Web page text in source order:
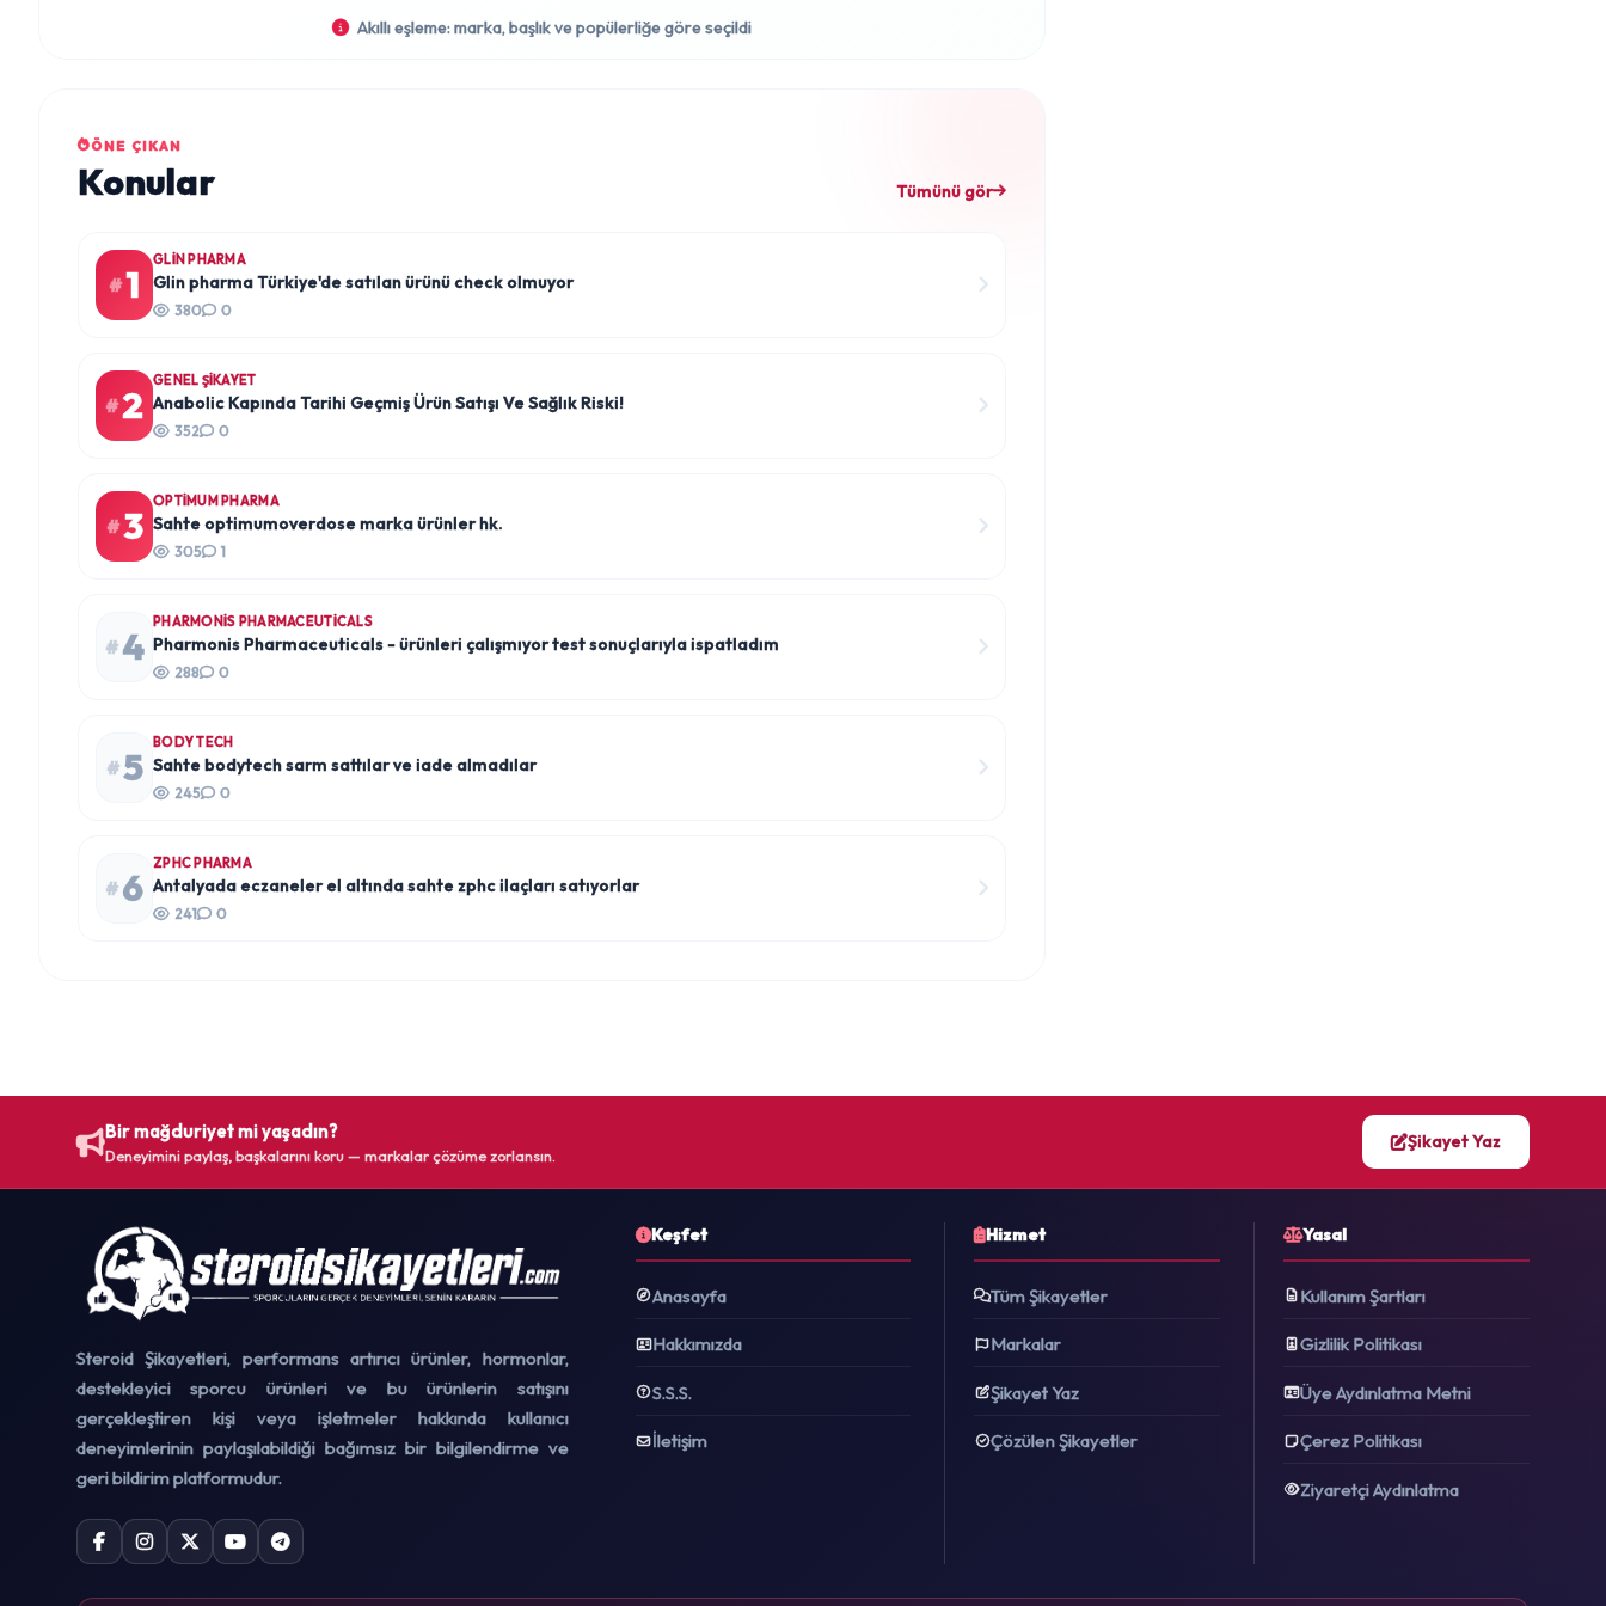
Akıllı eşleme: marka, başlık ve popülerliğe göre seçildi
ÖNE ÇIKAN
Konular Tümünü gör
#1
GLIN PHARMA
Glin pharma Türkiye'de satılan ürünü check olmuyor
380 0
#2
GENEL ŞIKAYET
Anabolic Kapında Tarihi Geçmiş Ürün Satışı Ve Sağlık Riski!
352 0
#3
OPTIMUM PHARMA
Sahte optimumoverdose marka ürünler hk.
305 1
#4
PHARMONIS PHARMACEUTICALS
Pharmonis Pharmaceuticals - ürünleri çalışmıyor test sonuçlarıyla ispatladım
288 0
#5
BODY TECH
Sahte bodytech sarm sattılar ve iade almadılar
245 0
# 6
ZPHC PHARMA
Antalyada eczaneler el altında sahte zphc ilaçları satıyorlar
241 0
Bir mağduriyet mi yaşadın?
Deneyimini paylaş, başkalarını koru — markalar çözüme zorlansın.
Şikayet Yaz
Steroid Şikayetleri, performans artırıcı ürünler, hormonlar,
destekleyici sporcu ürünleri ve bu ürünlerin satışını
gerçekleştiren kişi veya işletmeler hakkında kullanıcı
deneyimlerinin paylaşılabildiği bağımsız bir bilgilendirme ve
geri bildirim platformudur.
Keşfet
Anasayfa
Hakkımızda
S.S.S.
İletişim
Hizmet
Tüm Şikayetler
Markalar
Şikayet Yaz
Çözülen Şikayetler
Yasal
Kullanım Şartları
Gizlilik Politikası
Üye Aydınlatma Metni
Çerez Politikası
Ziyaretçi Aydınlatma